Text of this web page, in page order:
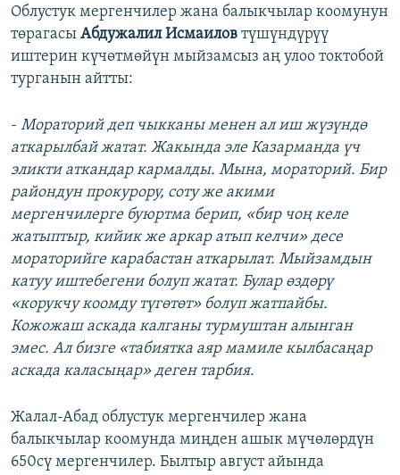
Облустук мергенчилер жана балыкчылар коомунун
төрагасы Абдужалил Исмаилов түшүндүрүү
иштерин күчөтмөйүн мыйзамсыз аң улоо токтобой
турганын айтты:
- Мораторий деп чыкканы менен ал иш жүзүндө
аткарылбай жатат. Жакында эле Казарманда үч
эликти аткандар кармалды. Мына, мораторий. Бир
райондун прокурору, соту же акими
мергенчилерге буюртма берип, «бир чоң келе
жатыптыр, кийик же аркар атып келчи» десе
мораторийге карабастан аткарылат. Мыйзамдын
катуу иштебегени болуп жатат. Булар өздөрү
«корукчу коомду түгөтөт» болуп жатпайбы.
Кожожаш аскада калганы турмуштан алынган
эмес. Ал бизге «табиятка аяр мамиле кылбасаңар
аскада каласыңар» деген тарбия.
Жалал-Абад облустук мергенчилер жана
балыкчылар коомунда миңден ашык мүчөлөрдүн
650сү мергенчилер. Былтыр август айында